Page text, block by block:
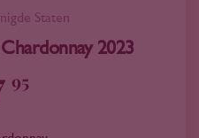
Staten
2023
95